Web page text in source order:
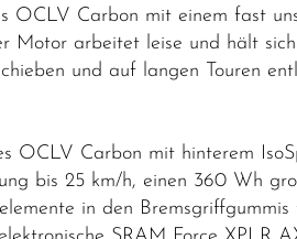
OCLV Carbon mit einem fast
Motor arbeitet leise und hält
und auf langen Touren
OCLV Carbon mit hinterem
bis 25 km/h, einen 360 Wh
in den